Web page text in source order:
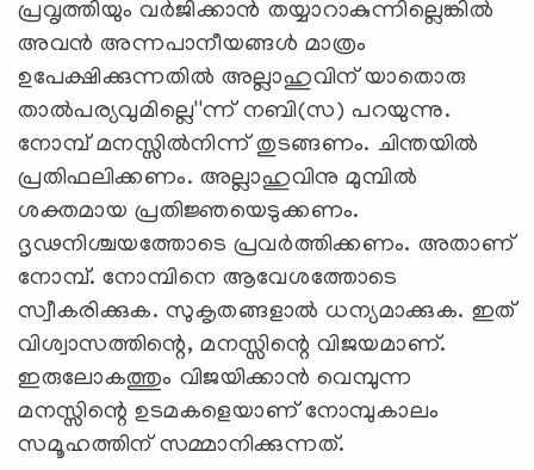
പ്രവൃത്തിയും വര്‍ജിക്കാന്‍ തയ്യാറാകുന്നില്ലെങ്കില്‍
അവന്‍ അന്നപാനീയങ്ങള്‍ മാത്രം
ഉപേക്ഷിക്കുന്നതില്‍ അല്ലാഹുവിന് യാതൊരു
താല്‍പര്യവുമില്ലെ''ന്ന് നബി(സ) പറയുന്നു.
നോമ്പ് മനസ്സില്‍നിന്ന് തുടങ്ങണം. ചിന്തയില്‍
പ്രതിഫലിക്കണം. അല്ലാഹുവിനു മുമ്പില്‍
ശക്തമായ പ്രതിജ്ഞയെടുക്കണം.
ദൃഢനിശ്ചയത്തോടെ പ്രവര്‍ത്തിക്കണം. അതാണ്
നോമ്പ്. നോമ്പിനെ ആവേശത്തോടെ
സ്വീകരിക്കുക. സുകൃതങ്ങളാല്‍ ധന്യമാക്കുക. ഇത്
വിശ്വാസത്തിന്റെ, മനസ്സിന്റെ വിജയമാണ്.
ഇരുലോകത്തും വിജയിക്കാന്‍ വെമ്പുന്ന
മനസ്സിന്റെ ഉടമകളെയാണ് നോമ്പുകാലം
സമൂഹത്തിന് സമ്മാനിക്കുന്നത്.